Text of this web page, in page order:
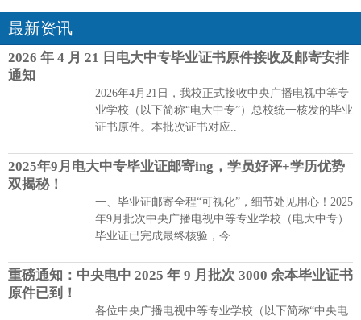
最新资讯
2026 年 4 月 21 日电大中专毕业证书原件接收及邮寄安排
通知
2026年4月21日，我校正式接收中央广播电视中等专
业学校（以下简称“电大中专”）总校统一核发的毕业
证书原件。本批次证书对应..
2025年9月电大中专毕业证邮寄ing，学员好评+学历优势
双揭秘！
一、毕业证邮寄全程“可视化”，细节处见用心！2025
年9月批次中央广播电视中等专业学校（电大中专）
毕业证已完成最终核验，今..
重磅通知：中央电中 2025 年 9 月批次 3000 余本毕业证书
原件已到！
各位中央广播电视中等专业学校（以下简称“中央电